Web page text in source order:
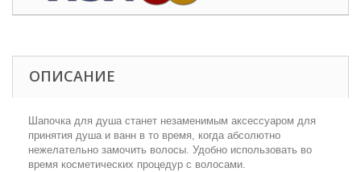
ОПИСАНИЕ
Шапочка для душа станет незаменимым аксессуаром для
принятия душа и ванн в то время, когда абсолютно
нежелательно замочить волосы. Удобно использовать во
время косметических процедур с волосами.